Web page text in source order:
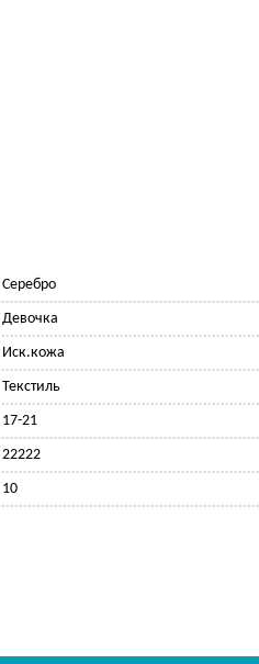
Серебро
Девочка
Иск.кожа
Текстиль
17-21
22222
10